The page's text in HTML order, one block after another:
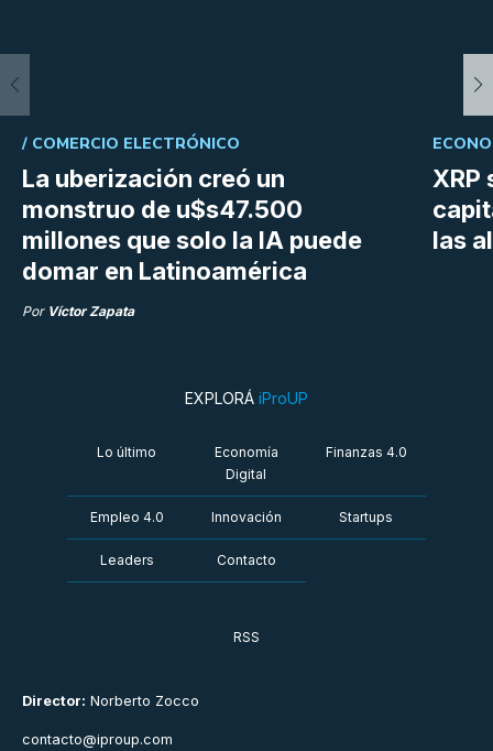
La uberización creó un
monstruo de u$s47.500
millones que solo la IA puede
domar en Latinoamérica
/ COMERCIO ELECTRÓNICO
Por Víctor Zapata
XRP
las
Director: Norberto Zocco
contacto@iproup.com
EXPLORÁ iProUP
Lo último
Economía
Digital
Finanzas 4.0
Empleo 4.0 Innovación Startups
Leaders Contacto
RSS